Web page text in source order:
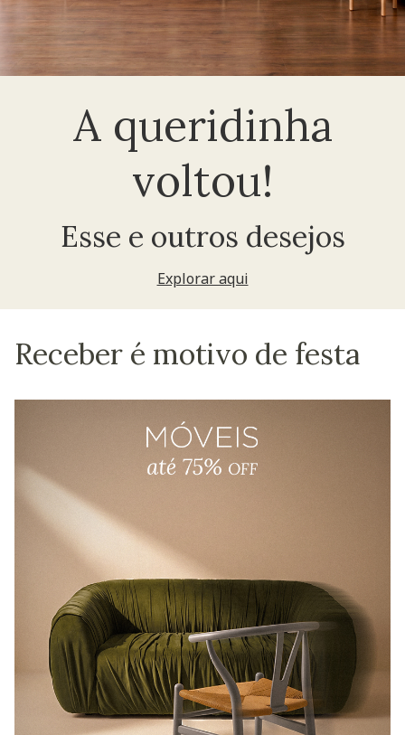
A queridinha
voltou!
Esse e outros desejos
Explorar aqui
Receber é motivo de festa